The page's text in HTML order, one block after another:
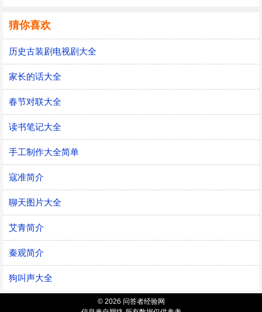
猜你喜欢
历史古装剧电视剧大全
家长的话大全
春节对联大全
读书笔记大全
手工制作大全简单
寇准简介
聊天图片大全
艾青简介
秦观简介
狗叫声大全
© 2026 问答者经验网